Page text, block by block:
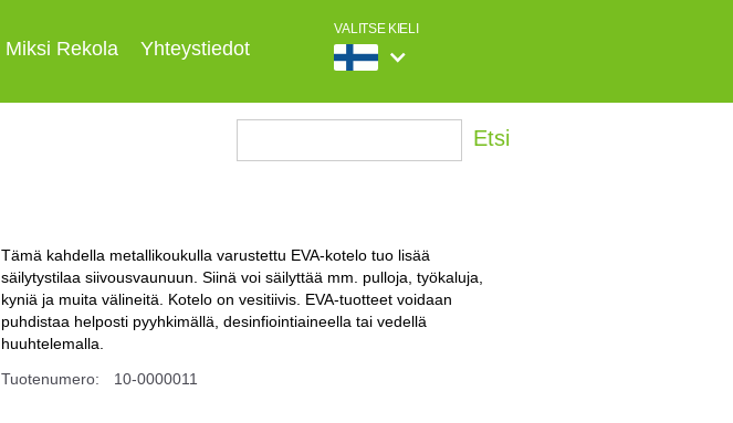
Miksi Rekola Yhteystiedot
VALITSE KIELI
Tämä kahdella metallikoukulla varustettu EVA-kotelo tuo lisää
säilytystilaa siivousvaunuun. Siinä voi säilyttää mm. pulloja, työkaluja,
kyniä ja muita välineitä. Kotelo on vesitiivis. EVA-tuotteet voidaan
puhdistaa helposti pyyhkimällä, desinfiointiaineella tai vedellä
huuhtelemalla.
Tuotenumero:
10-0000011